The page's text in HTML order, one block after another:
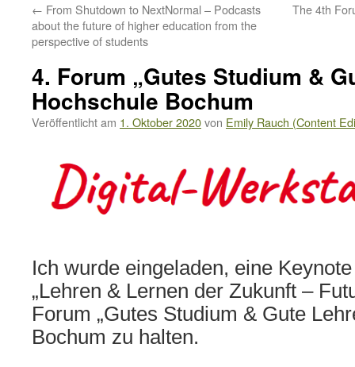
← From Shutdown to NextNormal – Podcasts
about the future of higher education from the
perspective of students
The 4th
4. Forum „Gutes Studium &
Hochschule Bochum
Veröffentlicht am 1. Oktober 2020von Emily Rauch (Content
Ich wurde eingeladen, eine
„Lehren & Lernen der Zukunft –
Forum „Gutes Studium & Gute
Bochum zu halten.